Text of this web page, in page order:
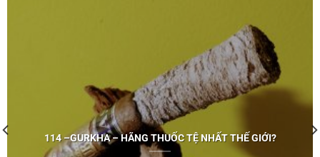
114 –GURKHA– HÃNG THUỐC TỆ NHẤT THẾ GIỚI?